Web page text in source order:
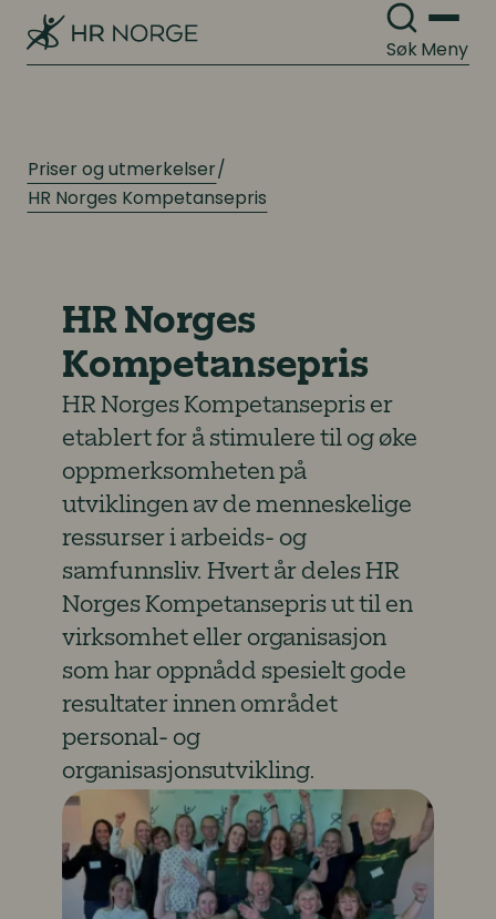
SøkMeny
Priser og utmerkelser
HR Norges Kompetansepris
HR Norges
Kompetansepris
HR Norges Kompetansepris er
etablert for å stimulere til og øke
oppmerksomheten på
utviklingen av de menneskelige
ressurser i arbeids- og
samfunnsliv. Hvert år deles HR
Norges Kompetansepris ut til en
virksomhet eller organisasjon
som har oppnådd spesielt gode
resultater innen området
personal- og
organisasjonsutvikling.